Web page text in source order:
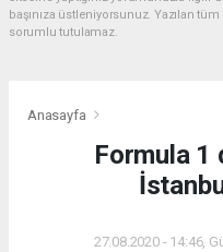
başınıza üstleniyorsunuz. Yazılan
sorumlu tutulamaz.
Anasayfa
Formula 1
27.08.2020 - 14:46,